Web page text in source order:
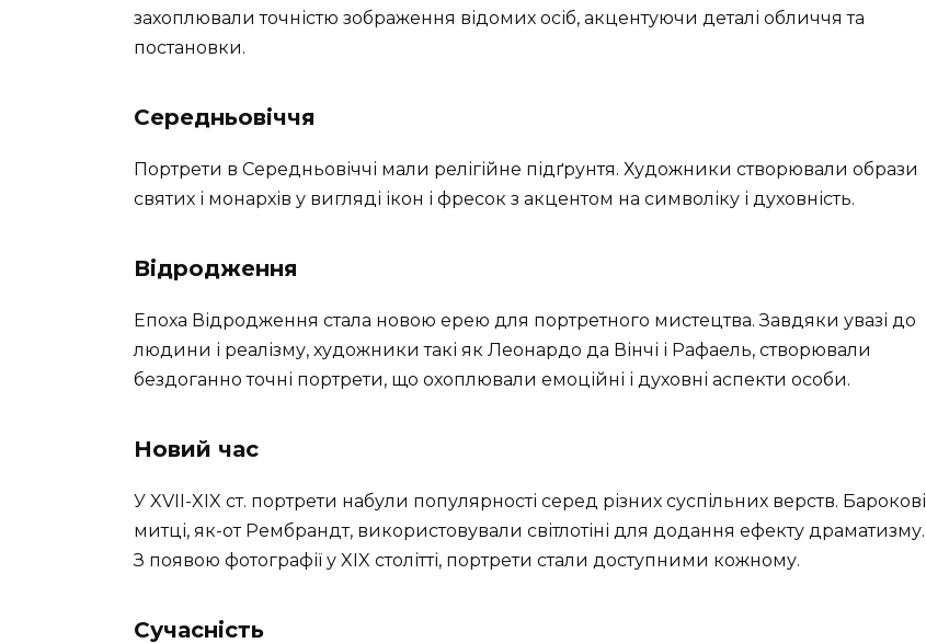
захоплювали точністю зображення відомих осіб, акцентуючи деталі обличчя та
постановки.
Середньовіччя
Портрети в Середньовіччі мали релігійне підґрунтя. Художники створювали образи
святих і монархів у вигляді ікон і фресок з акцентом на символіку і духовність.
Відродження
Епоха Відродження стала новою ерею для портретного мистецтва. Завдяки увазі до
людини і реалізму, художники такі як Леонардо да Вінчі і Рафаель, створювали
бездоганно точні портрети, що охоплювали емоційні і духовні аспекти особи.
Новий час
У XVII-XIX ст. портрети набули популярності серед різних суспільних верств. Барокові
митці, як-от Рембрандт, використовували світлотіні для додання ефекту драматизму.
З появою фотографії у XIX столітті, портрети стали доступними кожному.
Сучасність